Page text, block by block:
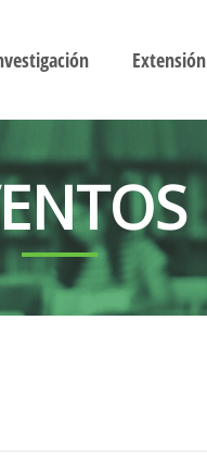
Extensión